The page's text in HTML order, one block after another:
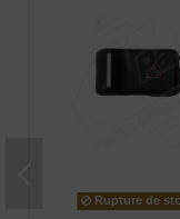
Rupture de